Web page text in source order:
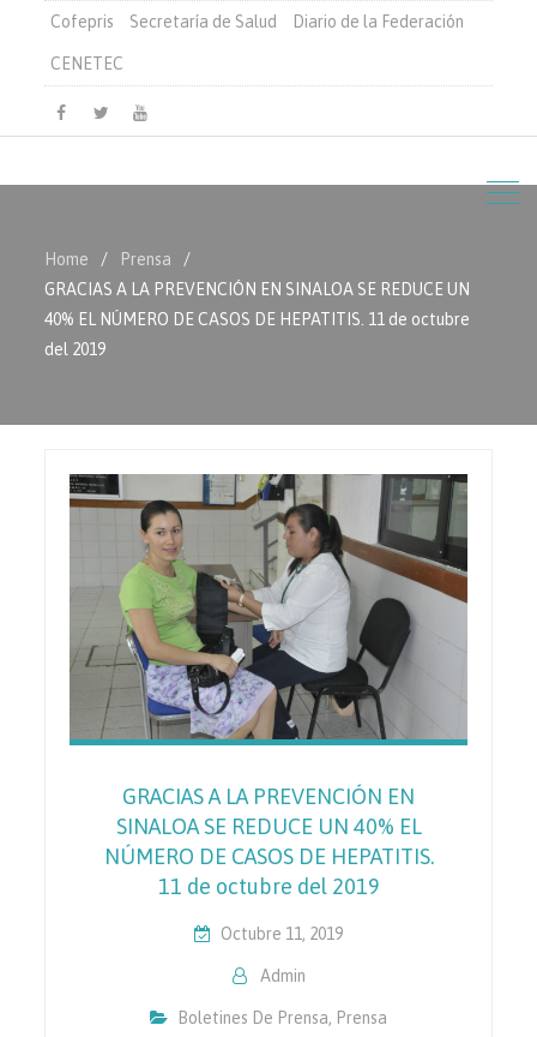
Cofepris Secretaría de Salud Diario de la Federación
CENETEC
Facebook
TwitterYoutube
Home
Prensa
GRACIAS A LA PREVENCIÓN EN SINALOA SE REDUCE UN
40% EL NÚMERO DE CASOS DE HEPATITIS. 11 de octubre
del 2019
GRACIAS A LA PREVENCIÓN EN
SINALOA SE REDUCE UN 40% EL
NÚMERO DE CASOS DE HEPATITIS.
11 de octubre del 2019
Octubre 11, 2019
Admin
Boletines De Prensa, Prensa